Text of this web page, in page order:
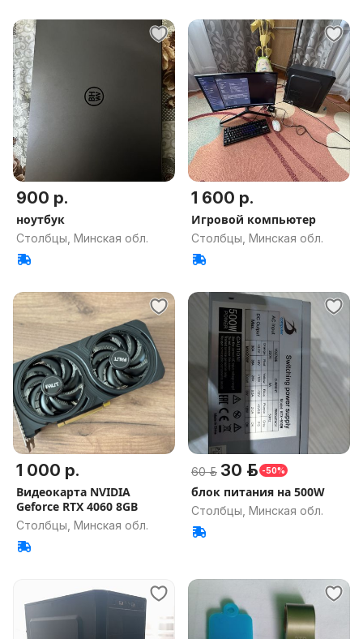
900 р.
ноутбук
Столбцы, Минская обл.
1 600 р.
Игровой компьютер
Столбцы, Минская обл.
1 000 р.
Видеокарта NVIDIA
Geforce RTX 4060 8GB
Столбцы, Минская обл.
60 р. 30 р. -50%
блок питания на 500W
Столбцы, Минская обл.